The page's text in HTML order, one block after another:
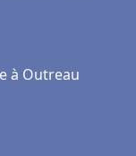
à Outreau